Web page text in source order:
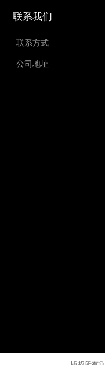
公司地址
联系方式
联系我们